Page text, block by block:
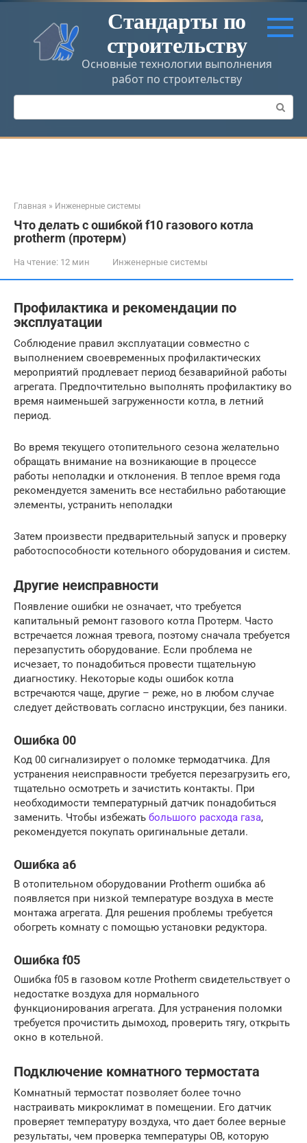
Перейти
контенту
Стандарты по
строительству
Основные технологии выполнения
работ по строительству
Поиск:
Главная » Инженерные системы
Что делать с ошибкой f10 газового котла
protherm (протерм)
На чтение: 12 мин Инженерные системы
Профилактика и рекомендации по
эксплуатации
Соблюдение правил эксплуатации совместно с
выполнением своевременных профилактических
мероприятий продлевает период безаварийной работы
агрегата. Предпочтительно выполнять профилактику во
время наименьшей загруженности котла, в летний
период.
Во время текущего отопительного сезона желательно
обращать внимание на возникающие в процессе
работы неполадки и отклонения. В теплое время года
рекомендуется заменить все нестабильно работающие
элементы, устранить неполадки
Затем произвести предварительный запуск и проверку
работоспособности котельного оборудования и систем.
Другие неисправности
Появление ошибки не означает, что требуется
капитальный ремонт газового котла Протерм. Часто
встречается ложная тревога, поэтому сначала требуется
перезапустить оборудование. Если проблема не
исчезает, то понадобиться провести тщательную
диагностику. Некоторые коды ошибок котла
встречаются чаще, другие – реже, но в любом случае
следует действовать согласно инструкции, без паники.
Ошибка 00
Код 00 сигнализирует о поломке термодатчика. Для
устранения неисправности требуется перезагрузить его,
тщательно осмотреть и зачистить контакты. При
необходимости температурный датчик понадобиться
заменить. Чтобы избежать большого расхода газа,
рекомендуется покупать оригинальные детали.
Ошибка а6
В отопительном оборудовании Protherm ошибка а6
появляется при низкой температуре воздуха в месте
монтажа агрегата. Для решения проблемы требуется
обогреть комнату с помощью установки редуктора.
Ошибка f05
Ошибка f05 в газовом котле Protherm свидетельствует о
недостатке воздуха для нормального
функционирования агрегата. Для устранения поломки
требуется прочистить дымоход, проверить тягу, открыть
окно в котельной.
Подключение комнатного термостата
Комнатный термостат позволяет более точно
настраивать микроклимат в помещении. Его датчик
проверяет температуру воздуха, что дает более верные
результаты, чем проверка температуры ОВ, которую